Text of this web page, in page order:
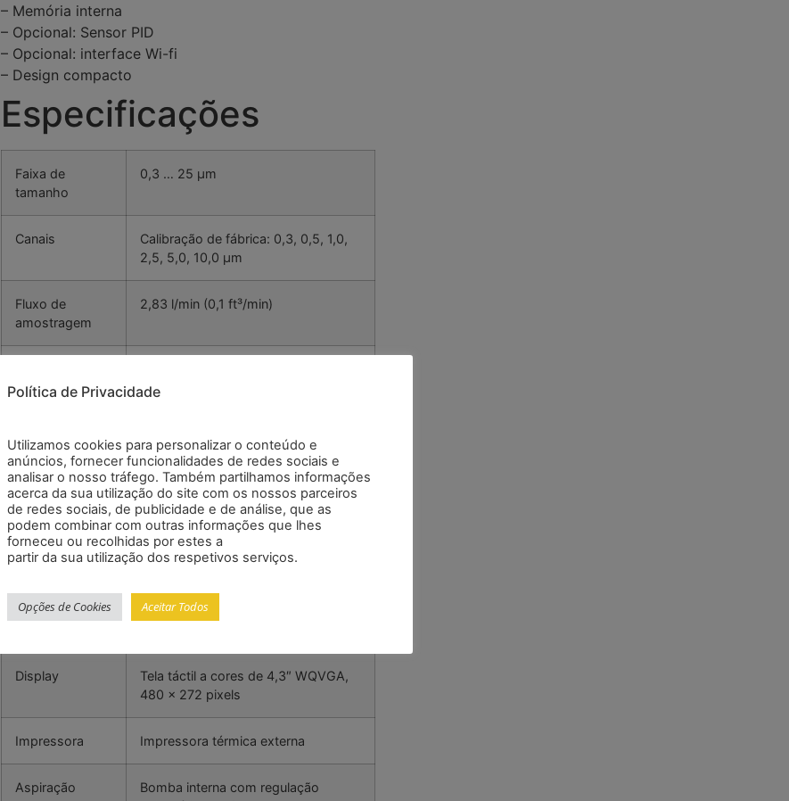
– Memória interna
– Opcional: Sensor PID
– Opcional: interface Wi-fi
– Design compacto
Especificações
Faixa de
tamanho
0,3 … 25 µm
Canais
Calibração de fábrica: 0,3, 0,5, 1,0,
2,5, 5,0, 10,0 µm
Fluxo de
amostragem
2,83 l/min (0,1 ft³/min)
coincidência
Eficiência de
contagem
50 % @ 0,3 µm
100 % para >0,45 µm segundo JIS
Modos de
contagem
Automático, manual, indicação em
tempo real, acumulativo/diferencial,
Display
Tela táctil a cores de 4,3″ WQVGA,
480 x 272 pixels
Impressora Impressora térmica externa
Aspiração
Bomba interna com regulação
Política de Privacidade
Utilizamos cookies para personalizar o conteúdo e
anúncios, fornecer funcionalidades de redes sociais e
analisar o nosso tráfego. Também partilhamos informações
acerca da sua utilização do site com os nossos parceiros
de redes sociais, de publicidade e de análise, que as
podem combinar com outras informações que lhes
forneceu ou recolhidas por estes a
partir da sua utilização dos respetivos serviços.
Opções de Cookies Aceitar Todos